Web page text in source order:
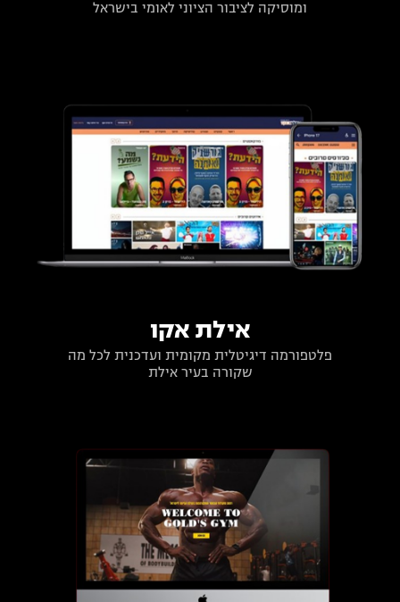
ומוסיקה לציבור הציוני לאומי בישראל
אילת אקו
פלטפורמה דיגיטלית מקומית ועדכנית לכל מה
שקורה בעיר אילת